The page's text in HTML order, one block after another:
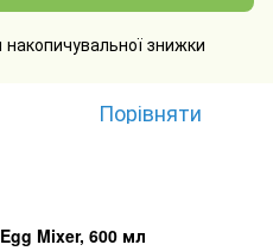
знижки
Порівняти
Mixer, 600 мл